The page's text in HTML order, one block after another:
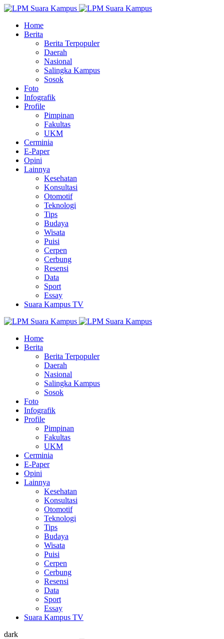
Home
Berita
Berita Terpopuler
Daerah
Nasional
Salingka Kampus
Sosok
Foto
Infografik
Profile
Pimpinan
Fakultas
UKM
Cerminia
E-Paper
Opini
Lainnya
Kesehatan
Konsultasi
Otomotif
Teknologi
Tips
Budaya
Wisata
Puisi
Cerpen
Cerbung
Resensi
Data
Sport
Essay
Suara Kampus TV
Home
Berita
Berita Terpopuler
Daerah
Nasional
Salingka Kampus
Sosok
Foto
Infografik
Profile
Pimpinan
Fakultas
UKM
Cerminia
E-Paper
Opini
Lainnya
Kesehatan
Konsultasi
Otomotif
Teknologi
Tips
Budaya
Wisata
Puisi
Cerpen
Cerbung
Resensi
Data
Sport
Essay
Suara Kampus TV
dark